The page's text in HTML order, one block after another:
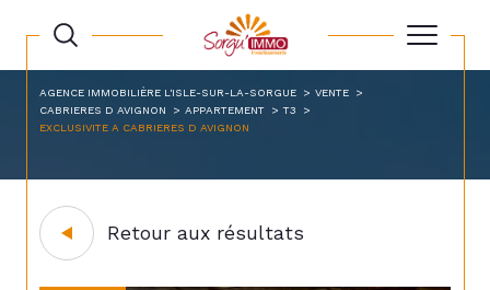
AGENCE IMMOBILIÈRE L'ISLE-SUR-LA-SORGUE
VENTE
CABRIERES D AVIGNON
APPARTEMENT
T3
EXCLUSIVITE A CABRIERES D AVIGNON
Retour aux résultats